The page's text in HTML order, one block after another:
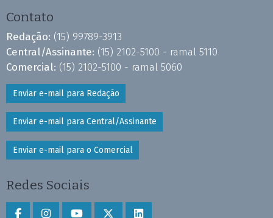
Contato
Redação: (15) 99789-3913
Central/Assinante: (15) 2102-5100 - ramal 5110
Comercial: (15) 2102-5100 - ramal 5060
Enviar e-mail para Redação
Enviar e-mail para Central/Assinante
Enviar e-mail para o Comercial
Redes Sociais